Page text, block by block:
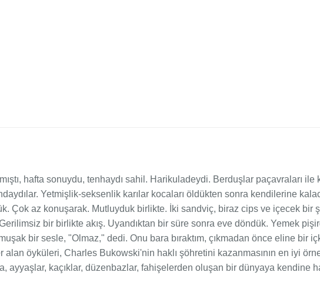
hafta sonuydu, tenhaydı sahil. Harikuladeydi. Berduşlar paçavraları ile
Yetmişlik-seksenlik karılar kocaları öldükten sonra kendilerine
Çok az konuşarak. Mutluyduk birlikte. İki sandviç, biraz cips ve içecek bir
bir birlikte akış. Uyandıktan bir süre sonra eve döndük. Yemek
bir sesle, "Olmaz," dedi. Onu bara bıraktım, çıkmadan önce eline bir
öyküleri, Charles Bukowski'nin haklı şöhretini kazanmasının en iyi
ayyaşlar, kaçıklar, düzenbazlar, fahişelerden oluşan bir dünyaya kendine